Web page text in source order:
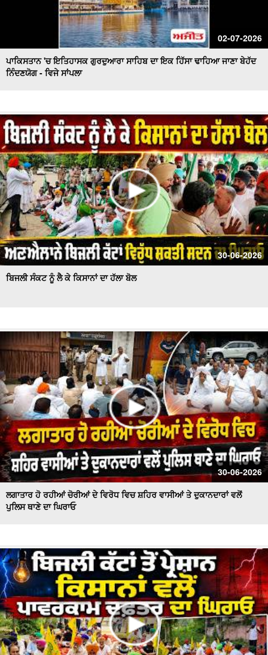
02-07-2026
ਪਾਕਿਸਤਾਨ 'ਚ ਇਤਿਹਾਸਕ ਗੁਰਦੁਆਰਾ ਸਾਹਿਬ ਦਾ ਇਕ ਹਿੱਸਾ ਢਾਹਿਆ ਜਾਣਾ ਬੇਹੱਦ
ਨਿੰਦਣਯੋਗ - ਵਿਜੇ ਸਾਂਪਲਾ
30-06-2026
ਬਿਜਲੀ ਸੰਕਟ ਨੂੰ ਲੈ ਕੇ ਕਿਸਾਨਾਂ ਦਾ ਹੱਲਾ ਬੋਲ
30-06-2026
ਲਗਾਤਾਰ ਹੋ ਰਹੀਆਂ ਚੋਰੀਆਂ ਦੇ ਵਿਰੋਧ ਵਿਚ ਸ਼ਹਿਰ ਵਾਸੀਆਂ ਤੇ ਦੁਕਾਨਦਾਰਾਂ ਵਲੋਂ
ਪੁਲਿਸ ਥਾਣੇ ਦਾ ਘਿਰਾਓ